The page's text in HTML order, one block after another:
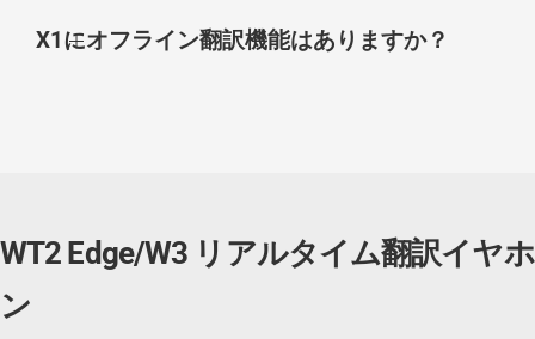
X1にオフライン翻訳機能はありますか？
WT2 Edge/W3 リアルタイム翻訳イヤホ
ン